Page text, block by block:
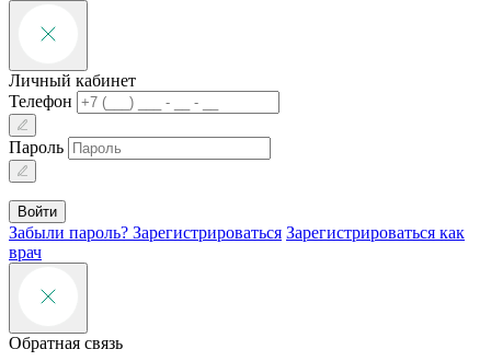
Личный кабинет
Телефон
Пароль
Войти
Забыли пароль? Зарегистрироваться Зарегистрироваться как
врач
Обратная связь